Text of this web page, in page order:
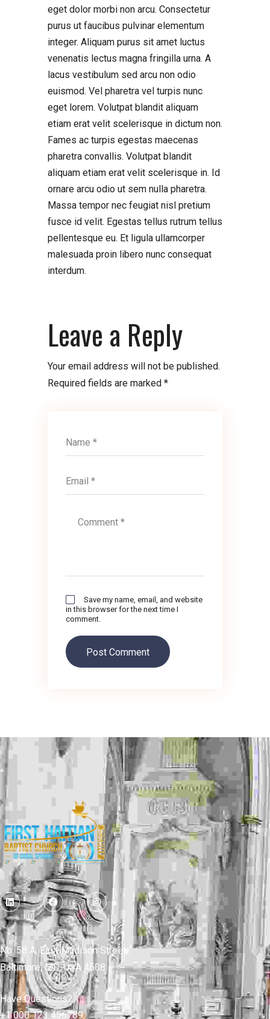
eget dolor morbi non arcu. Consectetur
purus ut faucibus pulvinar elementum
integer. Aliquam purus sit amet luctus
venenatis lectus magna fringilla urna. A
lacus vestibulum sed arcu non odio
euismod. Vel pharetra vel turpis nunc
eget lorem. Volutpat blandit aliquam
etiam erat velit scelerisque in dictum non.
Fames ac turpis egestas maecenas
pharetra convallis. Volutpat blandit
aliquam etiam erat velit scelerisque in. Id
ornare arcu odio ut sem nulla pharetra.
Massa tempor nec feugiat nisl pretium
fusce id velit. Egestas tellus rutrum tellus
pellentesque eu. Et ligula ullamcorper
malesuada proin libero nunc consequat
interdum.
Leave a Reply
Your email address will not be published.
Required fields are marked *
Save my name, email, and website
in this browser for the next time I
comment.
No: 58 A, East Madison Street,
Baltimore, MD, USA 4508
Have Questions?
+1 000 123 456789